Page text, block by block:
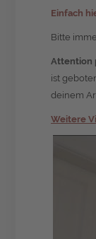
Einfach
Bitte
Attention
ist
deinem
Weitere